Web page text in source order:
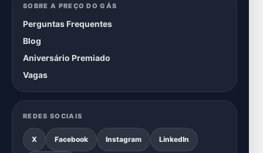
SOBRE A PREÇO DO GÁS
Perguntas Frequentes
Blog
Aniversário Premiado
Vagas
REDES SOCIAIS
X Facebook Instagram LinkedIn